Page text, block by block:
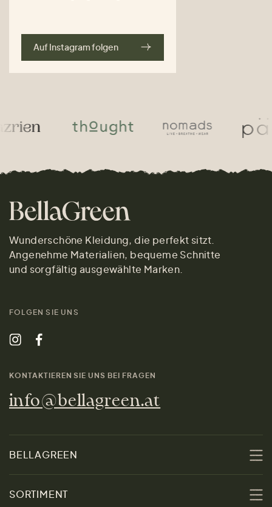
Auf Instagram folgen
Wunderschöne Kleidung, die perfekt sitzt.
Angenehme Materialien, bequeme Schnitte
und sorgfältig ausgewählte Marken.
FOLGEN SIE UNS
KONTAKTIEREN SIE UNS BEI FRAGEN
info@bellagreen.at
BELLAGREEN
SORTIMENT